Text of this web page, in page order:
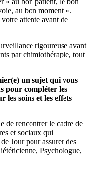
« au bon patient, le bon
au bon moment ».
attente avant de
rigoureuse avant
par chimiothérapie, tout
un sujet qui vous
pour compléter les
les soins et les effets
de rencontrer le cadre de
et sociaux qui
Jour pour assurer des
Psychologue,